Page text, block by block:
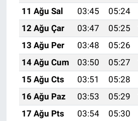
11 Ağu Sal
03:45 05:24
12 Ağu Çar
03:47 05:25
13 Ağu Per
03:48 05:26
14 Ağu Cum
03:50 05:27
15 Ağu Cts
03:51 05:28
16 Ağu Paz
03:53 05:29
17 Ağu Pts
03:54 05:30